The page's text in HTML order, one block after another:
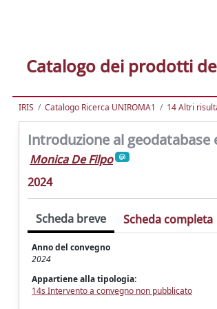
Catalogo dei prodotti
IRIS Catalogo Ricerca UNIROMA1 14 Altri
Introduzione al
Monica De Filpo
2024
Scheda breve Scheda completa
Anno del convegno
2024
Appartiene alla tipologia:
14s Intervento a convegno non pubblicato